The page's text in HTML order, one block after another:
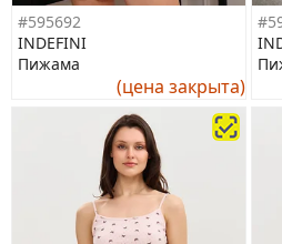
#595692
INDEFINI
Пижама
(цена закрыта)